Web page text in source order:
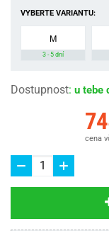
VYBERTE VARIANTU:
M
3 - 5 dní
Dostupnost: u tebe
cena